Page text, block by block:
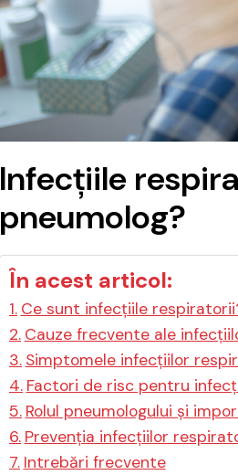
Infecțiile
pneumolog?
În acest articol:
Ce sunt infecțiile
Cauze frecvente ale
Simptomele infecțiilor
Factori de risc pentru
Rolul pneumologului și
Prevenția infecțiilor
Intrebări frecvente